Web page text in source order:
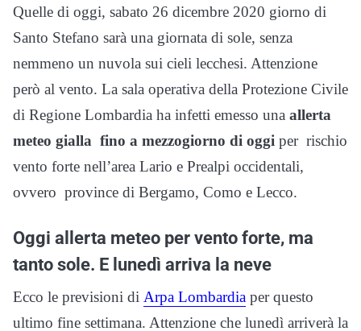
Quelle di oggi, sabato 26 dicembre 2020 giorno di
Santo Stefano sarà una giornata di sole, senza
nemmeno un nuvola sui cieli lecchesi. Attenzione
però al vento. La sala operativa della Protezione Civile
di Regione Lombardia ha infetti emesso una allerta
meteo gialla fino a mezzogiorno di oggi per rischio
vento forte nell’area Lario e Prealpi occidentali,
ovvero province di Bergamo, Como e Lecco.
Oggi allerta meteo per vento forte, ma
tanto sole. E lunedì arriva la neve
Ecco le previsioni di Arpa Lombardia per questo
ultimo fine settimana. Attenzione che lunedì arriverà la